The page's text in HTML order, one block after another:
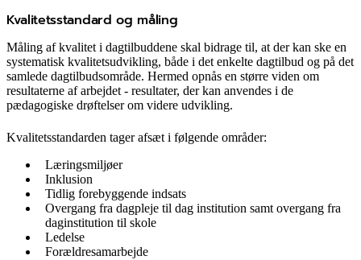
Kvalitetsstandard og måling
Måling af kvalitet i dagtilbuddene skal bidrage til, at der kan ske en
systematisk kvalitetsudvikling, både i det enkelte dagtilbud og på det
samlede dagtilbudsområde. Hermed opnås en større viden om
resultaterne af arbejdet - resultater, der kan anvendes i de
pædagogiske drøftelser om videre udvikling.
Kvalitetsstandarden tager afsæt i følgende områder:
Læringsmiljøer
Inklusion
Tidlig forebyggende indsats
Overgang fra dagpleje til dag institution samt overgang fra
daginstitution til skole
Ledelse
Forældresamarbejde